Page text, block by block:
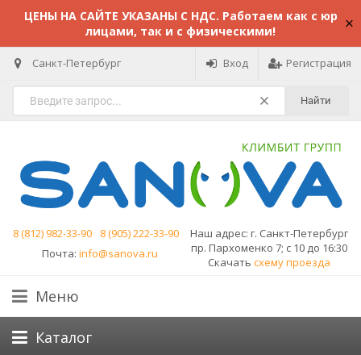
ЦЕНЫ НА САЙТЕ УКАЗАНЫ С НДС. Работаем как с юр
лицами, так и с физическими!
Санкт-Петербург Вход Регистрация
Найти
8 (812) 982-33-90
8 (905) 222-33-90
Почта: info@sanova.ru
Наш адрес: г. Санкт-Петербург
пр. Пархоменко 7; с 10 до 16:30
Скачать схему проезда
Меню
Каталог